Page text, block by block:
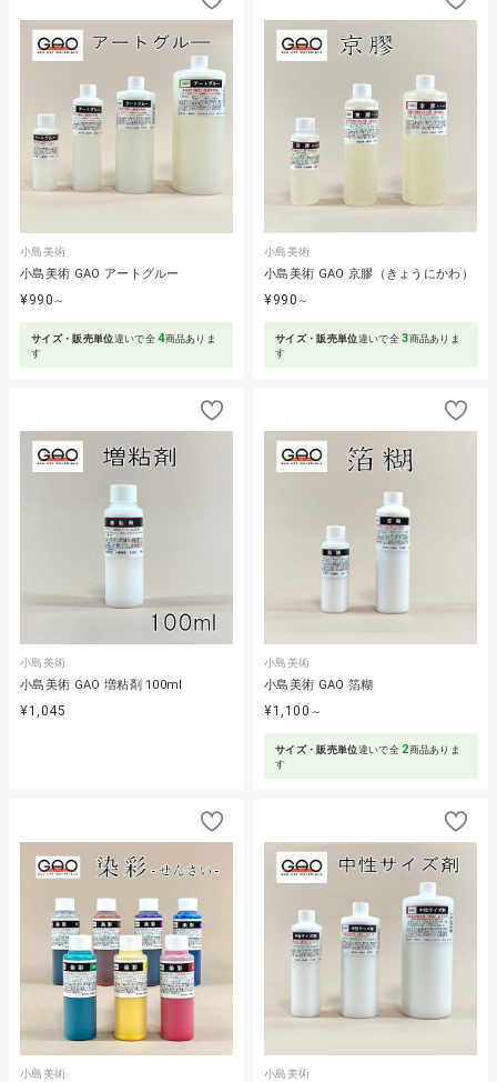
小島美術
小島美術 GAO アートグルー
¥990 ～
サイズ・販売単位違いで全4商品ありま
す
小島美術
小島美術 GAO 京膠（きょうにかわ）
¥990 ～
サイズ・販売単位違いで全3商品ありま
す
小島美術
小島美術 GAO 増粘剤 100ml
¥1,045
小島美術
小島美術 GAO 箔糊
¥1,100 ～
サイズ・販売単位違いで全 2商品ありま
す
小島美術 小島美術